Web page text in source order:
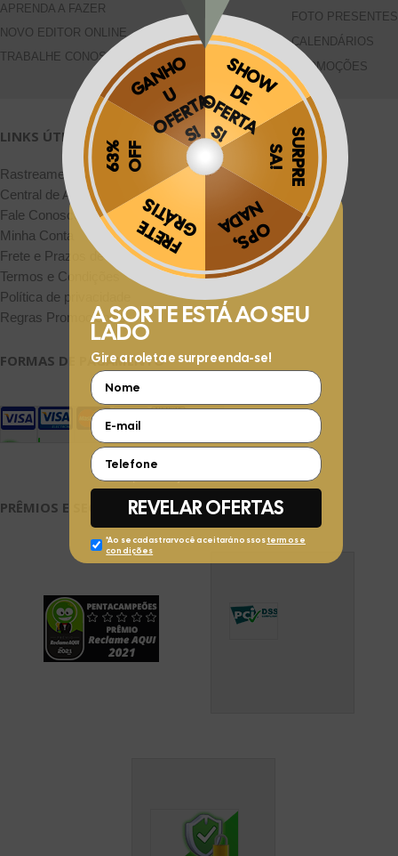
Obrigado por se cadastrar na
Aproveite e receba as novidades e ofertas exclusivas da
APRENDA A FAZER
NOVO EDITOR ONLINE
TRABALHE CONOSCO
FOTO PRESENTES
CALENDÁRIOS
PROMOÇÕES
LINKS ÚTEIS
Rastreamento de Pedidos
Central de Atendimento
Fale Conosco pelo WhatsApp
Minha Conta
Frete e Prazos de entrega
Termos e Condições
Política de privacidade
Regras Promocionais
FORMAS DE PAGAMENTO
PRÊMIOS E SEGURANÇA